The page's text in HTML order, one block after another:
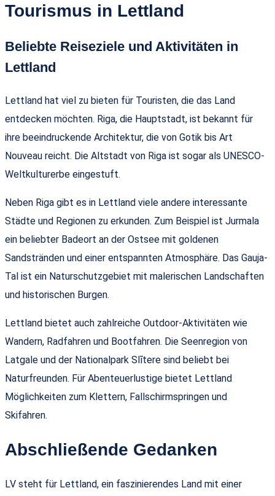
Tourismus in Lettland
Beliebte Reiseziele und Aktivitäten in
Lettland
Lettland hat viel zu bieten für Touristen, die das Land
entdecken möchten. Riga, die Hauptstadt, ist bekannt für
ihre beeindruckende Architektur, die von Gotik bis Art
Nouveau reicht. Die Altstadt von Riga ist sogar als UNESCO-
Weltkulturerbe eingestuft.
Neben Riga gibt es in Lettland viele andere interessante
Städte und Regionen zu erkunden. Zum Beispiel ist Jurmala
ein beliebter Badeort an der Ostsee mit goldenen
Sandstränden und einer entspannten Atmosphäre. Das Gauja-
Tal ist ein Naturschutzgebiet mit malerischen Landschaften
und historischen Burgen.
Lettland bietet auch zahlreiche Outdoor-Aktivitäten wie
Wandern, Radfahren und Bootfahren. Die Seenregion von
Latgale und der Nationalpark Slītere sind beliebt bei
Naturfreunden. Für Abenteuerlustige bietet Lettland
Möglichkeiten zum Klettern, Fallschirmspringen und
Skifahren.
Abschließende Gedanken
LV steht für Lettland, ein faszinierendes Land mit einer